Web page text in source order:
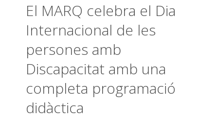
El MARQ celebra el Dia
Internacional de les
persones amb
Discapacitat amb una
completa programació
didàctica